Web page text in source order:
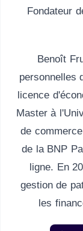
Fondateur
Benoît
personnelles
licence
Master à
de
de la BNP
ligne. En
gestion de
les